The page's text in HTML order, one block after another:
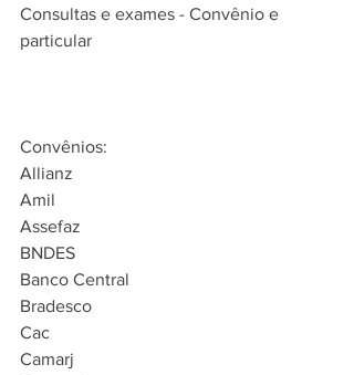
Consultas e exames - Convênio e
particular
Convênios:
Allianz
Amil
Assefaz
BNDES
Banco Central
Bradesco
Cac
Camarj